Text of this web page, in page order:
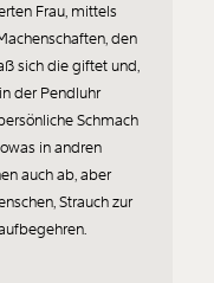
Frau, mittels
den
sich die giftet und,
der Pendluhr
Schmach
in andren
auch ab, aber
Strauch zur